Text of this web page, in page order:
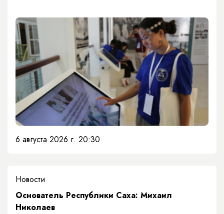
6 августа 2026 г. 20:30
Новости
Основатель Республики Саха: Михаил
Николаев